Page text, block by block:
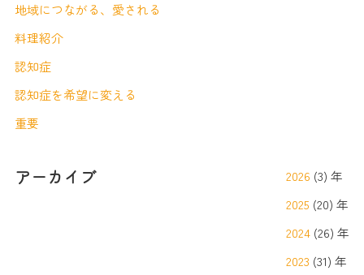
地域につながる、愛される
料理紹介
認知症
認知症を希望に変える
重要
アーカイブ 2026 (3) 年
2025 (20) 年
2024 (26) 年
2023 (31) 年